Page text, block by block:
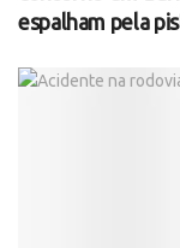
espalham pela